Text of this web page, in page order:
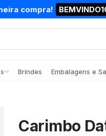
compra!
Brindes Embalagens e
Carimbo